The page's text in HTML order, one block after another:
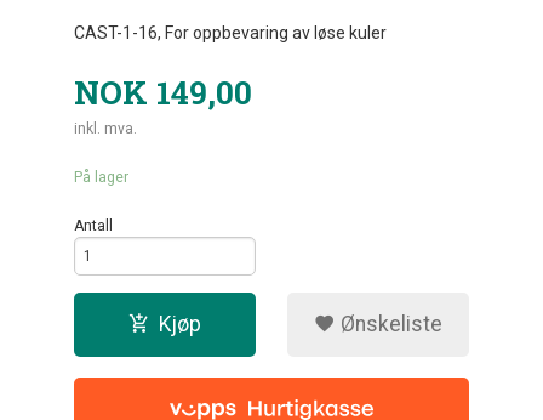
CAST-1-16, For oppbevaring av løse kuler
NOK 149,00
inkl. mva.
På lager
Antall
Kjøp Ønskeliste